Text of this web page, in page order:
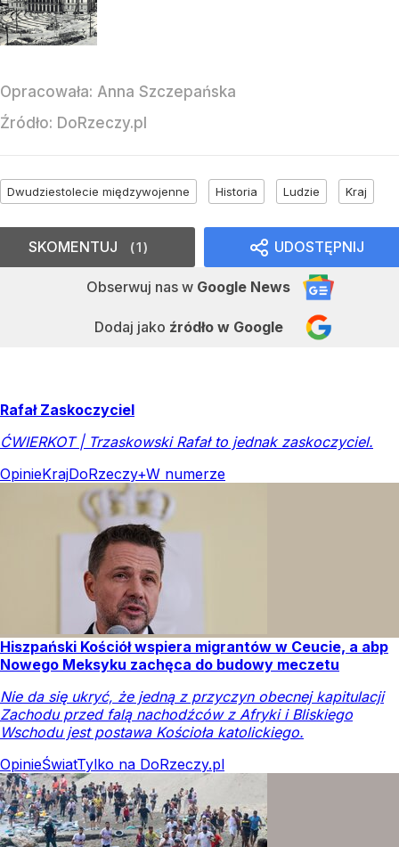
Opracowała: Anna Szczepańska
Źródło: DoRzeczy.pl
Dwudziestolecie międzywojenne Historia Ludzie Kraj
UDOSTĘPNIJ
Obserwuj nas w Google News
Dodaj jako źródło w Google
SKOMENTUJ 1
Rafał Zaskoczyciel
ĆWIERKOT | Trzaskowski Rafał to jednak zaskoczyciel.
OpinieKrajDoRzeczy+W numerze
Hiszpański Kościół wspiera migrantów w Ceucie, a abp
Nowego Meksyku zachęca do budowy meczetu
Nie da się ukryć, że jedną z przyczyn obecnej kapitulacji
Zachodu przed falą nachodźców z Afryki i Bliskiego
Wschodu jest postawa Kościoła katolickiego.
OpinieŚwiatTylko na DoRzeczy.pl